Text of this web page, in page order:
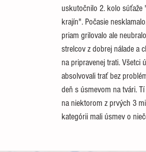
uskutočnilo 2. kolo súťaže
krajín". Počasie
priam grilovalo ale
strelcov z dobrej nálade a
na pripravenej trati. Všetci
absolvovali trať bez
deň s úsmevom na tvári.
na niektorom z prvých 3
kategórii mali úsmev o